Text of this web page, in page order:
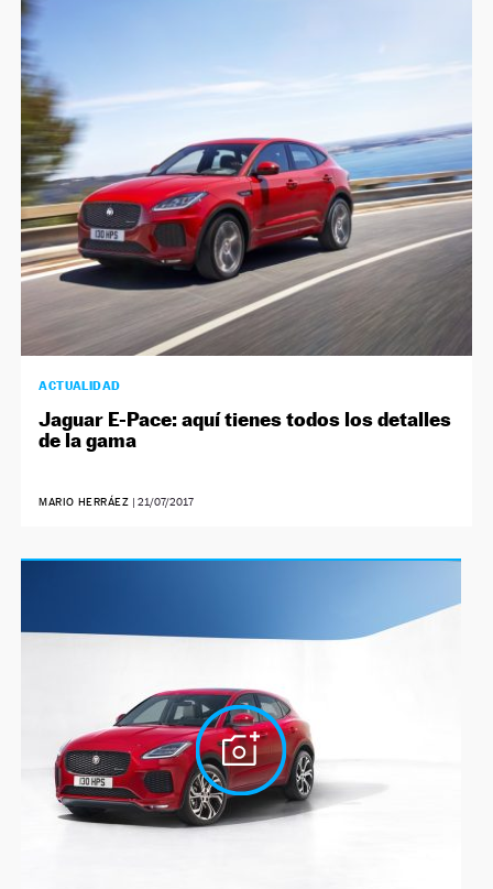
ACTUALIDAD
Jaguar E-Pace: aquí tienes todos los detalles
de la gama
MARIO HERRÁEZ |21/07/2017